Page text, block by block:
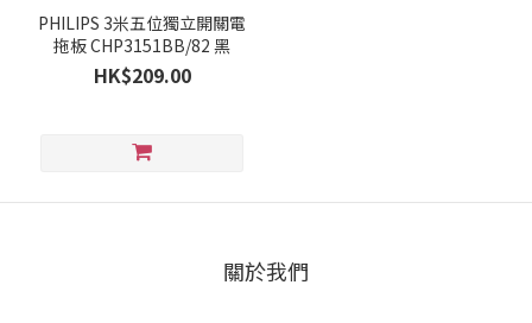
PHILIPS 3米五位獨立開關電
拖板 CHP3151BB/82 黑
HK$209.00
關於我們